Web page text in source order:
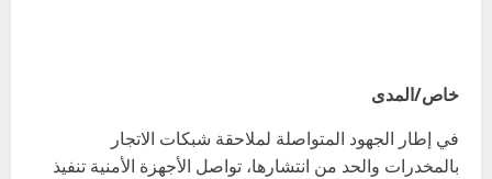
خاص/المدى
في إطار الجهود المتواصلة لملاحقة شبكات الاتجار
بالمخدرات والحد من انتشارها، تواصل الأجهزة الأمنية تنفيذ